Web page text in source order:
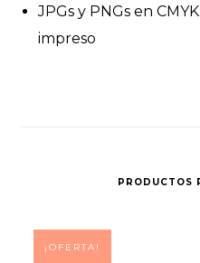
JPGs y PNGs en
impreso
PRODUCTOS
¡OFERTA!